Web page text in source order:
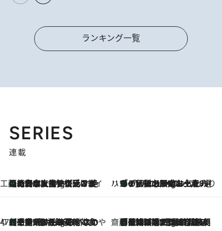
ランキング一覧
SERIES
連載
工藤まやのおもてなしハワイ
11 Hours Ago
【ハワイ土産】ローカルの絶大な支持で復活！ 絶品の幻クッキー《元ファンの日本人女性が受け継いだ名店》 ハワイ賢者 リサのお気に入りリスト11 Hours Ago
あの伝説の限定トートも！ リニューアルした「ディーン＆デルーカ ハワイ」で必須のお土産8選
47都道府県の手みやげ ひんやりスイーツで夏を満喫
11 Hours Ago
【三重県】この夏絶対食べたい 冷やしておいしいおやつ3選 お餅×アイスの新感覚スイーツ 齋藤 薫 美容脳ルネサンス
11 Hours Ago
「荷物が増えるほど旅ストレスは増す」美容ジャーナリストがたどり着いた最終結論。“化粧品を劇的に減らす”感動の凝縮美容とは